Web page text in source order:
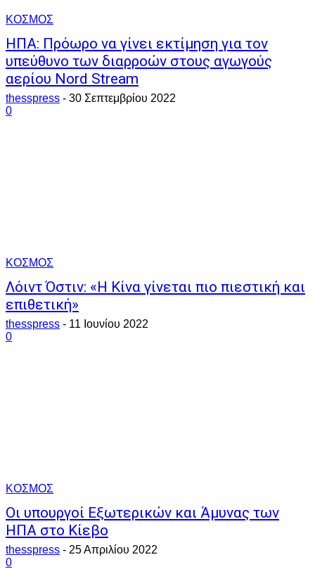
ΚΟΣΜΟΣ
ΗΠΑ: Πρόωρο να γίνει εκτίμηση για τον
υπεύθυνο των διαρροών στους αγωγούς
αερίου Nord Stream
thesspress - 30 Σεπτεμβρίου 2022
0
ΚΟΣΜΟΣ
Λόιντ Όστιν: «Η Κίνα γίνεται πιο πιεστική και
επιθετική»
thesspress - 11 Ιουνίου 2022
0
ΚΟΣΜΟΣ
Οι υπουργοί Εξωτερικών και Άμυνας των
ΗΠΑ στο Κίεβο
thesspress - 25 Απριλίου 2022
0